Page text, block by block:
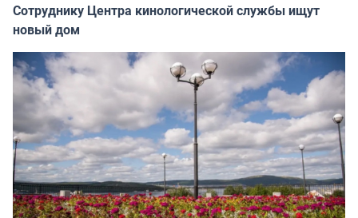
Сотруднику Центра кинологической службы ищут
новый дом